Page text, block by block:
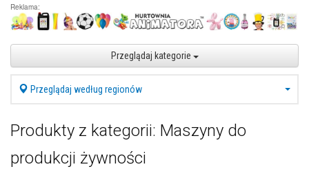
Reklama:
Przeglądaj kategorie
Przeglądaj według regionów
Produkty z kategorii: Maszyny do
produkcji żywności